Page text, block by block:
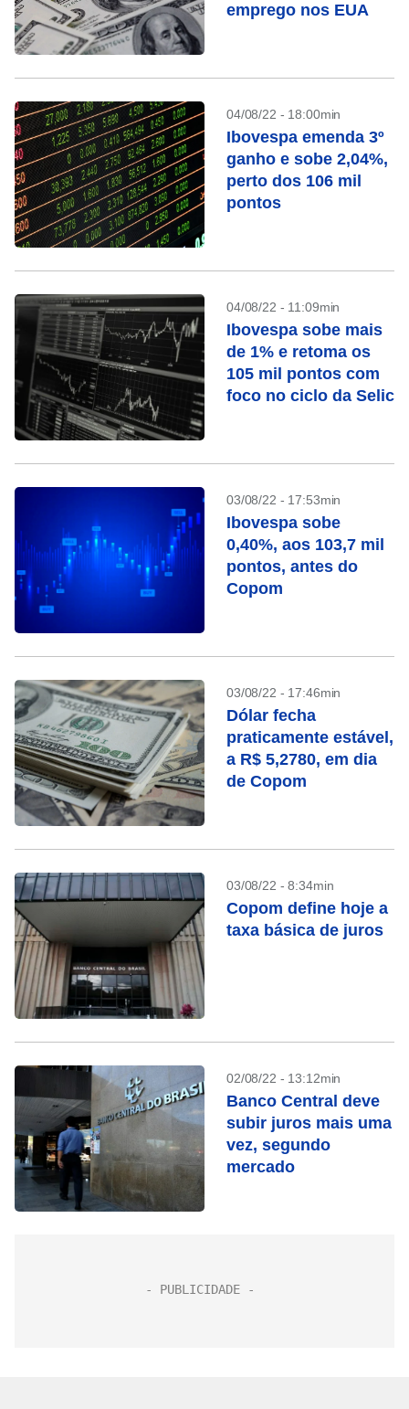
emprego nos EUA
04/08/22 - 18:00min
Ibovespa emenda 3º
ganho e sobe 2,04%,
perto dos 106 mil
pontos
04/08/22 - 11:09min
Ibovespa sobe mais
de 1% e retoma os
105 mil pontos com
foco no ciclo da Selic
03/08/22 - 17:53min
Ibovespa sobe
0,40%, aos 103,7 mil
pontos, antes do
Copom
03/08/22 - 17:46min
Dólar fecha
praticamente estável,
a R$ 5,2780, em dia
de Copom
03/08/22 - 8:34min
Copom define hoje a
taxa básica de juros
02/08/22 - 13:12min
Banco Central deve
subir juros mais uma
vez, segundo
mercado